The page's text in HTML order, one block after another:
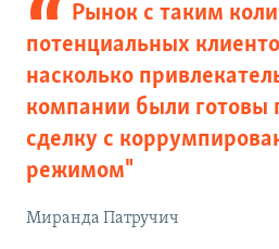
Рынок с таким
потенциальных
насколько
компании были готовы
сделку с
режимом"
Миранда Патручич